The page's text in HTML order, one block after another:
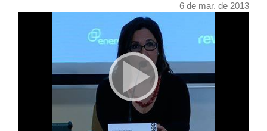
6 de mar. de 2013